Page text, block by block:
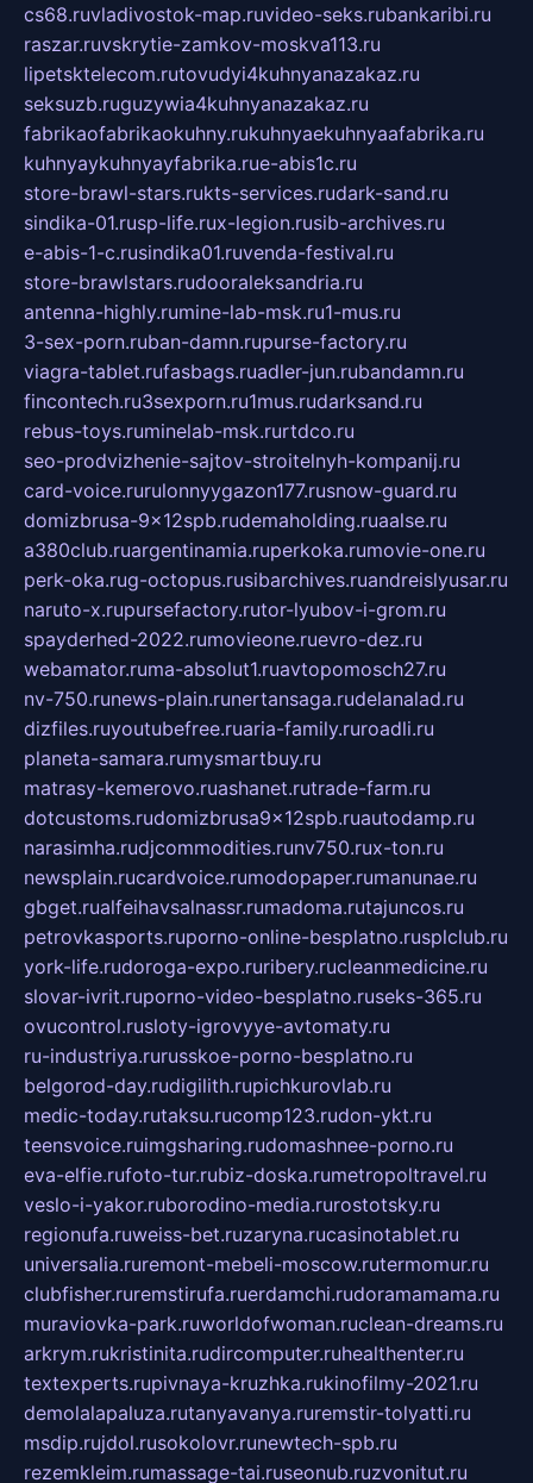
cs68.ruvladivostok-map.ruvideo-seks.rubankaribi.ru
raszar.ruvskrytie-zamkov-moskva113.ru
lipetsktelecom.rutovudyi4kuhnyanazakaz.ru
seksuzb.ruguzywia4kuhnyanazakaz.ru
fabrikaofabrikaokuhny.rukuhnyaekuhnyaafabrika.ru
kuhnyaykuhnyayfabrika.rue-abis1c.ru
store-brawl-stars.rukts-services.rudark-sand.ru
sindika-01.rusp-life.rux-legion.rusib-archives.ru
e-abis-1-c.rusindika01.ruvenda-festival.ru
store-brawlstars.rudooraleksandria.ru
antenna-highly.rumine-lab-msk.ru1-mus.ru
3-sex-porn.ruban-damn.rupurse-factory.ru
viagra-tablet.rufasbags.ruadler-jun.rubandamn.ru
fincontech.ru3sexporn.ru1mus.rudarksand.ru
rebus-toys.ruminelab-msk.rurtdco.ru
seo-prodvizhenie-sajtov-stroitelnyh-kompanij.ru
card-voice.rurulonnyygazon177.rusnow-guard.ru
domizbrusa-9x12spb.rudemaholding.ruaalse.ru
a380club.ruargentinamia.ruperkoka.rumovie-one.ru
perk-oka.rug-octopus.rusibarchives.ruandreislyusar.ru
naruto-x.rupursefactory.rutor-lyubov-i-grom.ru
spayderhed-2022.rumovieone.ruevro-dez.ru
webamator.ruma-absolut1.ruavtopomosch27.ru
nv-750.runews-plain.runertansaga.rudelanalad.ru
dizfiles.ruyoutubefree.ruaria-family.ruroadli.ru
planeta-samara.rumysmartbuy.ru
matrasy-kemerovo.ruashanet.rutrade-farm.ru
dotcustoms.rudomizbrusa9x12spb.ruautodamp.ru
narasimha.rudjcommodities.runv750.rux-ton.ru
newsplain.rucardvoice.rumodopaper.rumanunae.ru
gbget.rualfeihavsalnassr.rumadoma.rutajuncos.ru
petrovkasports.ruporno-online-besplatno.rusplclub.ru
york-life.rudoroga-expo.ruribery.rucleanmedicine.ru
slovar-ivrit.ruporno-video-besplatno.ruseks-365.ru
ovucontrol.rusloty-igrovyye-avtomaty.ru
ru-industriya.rurusskoe-porno-besplatno.ru
belgorod-day.rudigilith.rupichkurovlab.ru
medic-today.rutaksu.rucomp123.rudon-ykt.ru
teensvoice.ruimgsharing.rudomashnee-porno.ru
eva-elfie.rufoto-tur.rubiz-doska.rumetropoltravel.ru
veslo-i-yakor.ruborodino-media.rurostotsky.ru
regionufa.ruweiss-bet.ruzaryna.rucasinotablet.ru
universalia.ruremont-mebeli-moscow.rutermomur.ru
clubfisher.ruremstirufa.ruerdamchi.rudoramamama.ru
muraviovka-park.ruworldofwoman.ruclean-dreams.ru
arkrym.rukristinita.rudircomputer.ruhealthenter.ru
textexperts.rupivnaya-kruzhka.rukinofilmy-2021.ru
demolalapaluza.rutanyavanya.ruremstir-tolyatti.ru
msdip.rujdol.rusokolovr.runewtech-spb.ru
rezemkleim.rumassage-tai.ruseonub.ruzvonitut.ru